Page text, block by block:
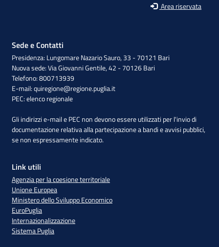
Area riservata
Sede e Contatti
Presidenza: Lungomare Nazario Sauro, 33 - 70121 Bari
Nuova sede: Via Giovanni Gentile, 42 - 70126 Bari
Telefono: 800713939
E-mail:quiregione@regione.puglia.it
PEC:elenco regionale
Gli indirizzi e-mail e PEC non devono essere utilizzati per l'invio di
documentazione relativa alla partecipazione a bandi e avvisi pubblici,
se non espressamente indicato.
Link utili
Agenzia per la coesione territoriale
Unione Europea
Ministero dello Sviluppo Economico
EuroPuglia
Internazionalizzazione
Sistema Puglia